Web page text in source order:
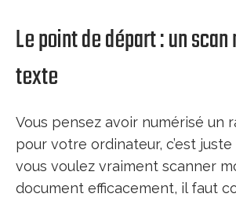
Le point de départ : un scan
texte
Vous pensez avoir numérisé un
pour votre ordinateur, c’est
vous voulez vraiment scanner
document efficacement, il faut